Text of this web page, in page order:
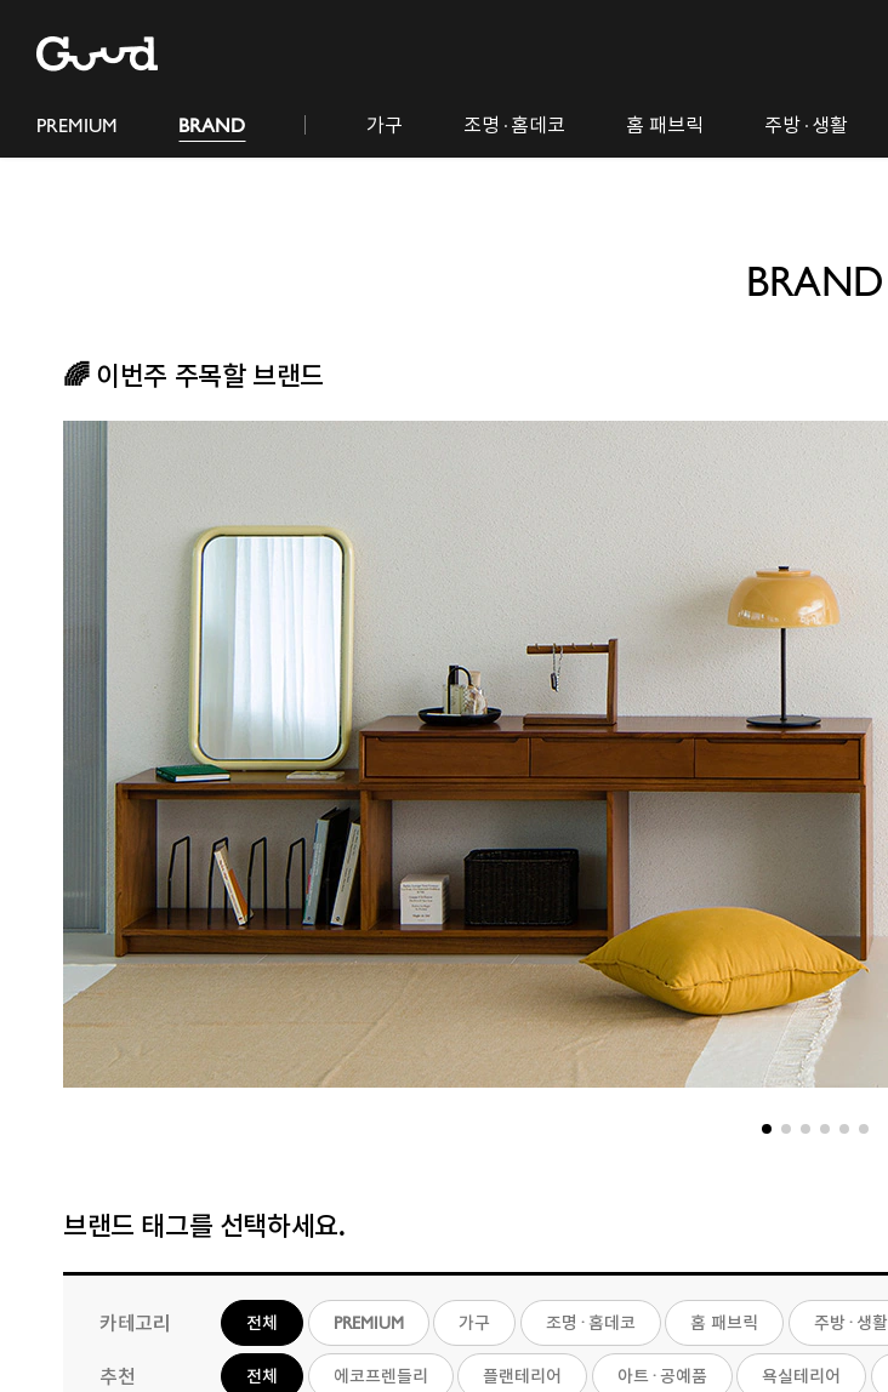
PREMIUM BRAND 가구 조명· 홈데코 홈 패브릭 주방· 생활
BRAND
🌈 이번주 주목할 브랜드
브랜드 태그를 선택하세요.
카테고리 전체 PREMIUM 가구 조명· 홈데코 홈 패브릭 주방· 생활
추천 전체 에코프렌들리 플랜테리어 아트· 공예품 욕실테리어